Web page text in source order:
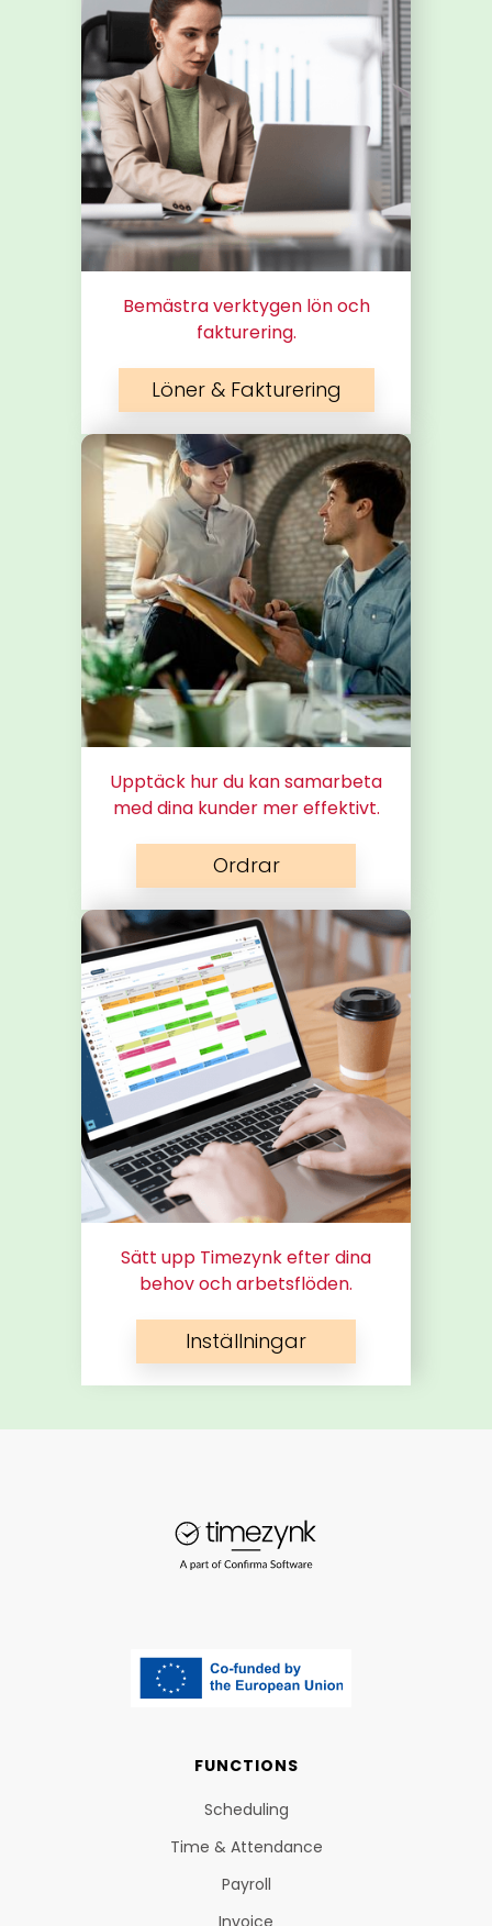
Bemästra verktygen lön och
fakturering.
Löner & Fakturering
Upptäck hur du kan samarbeta
med dina kunder mer effektivt.
Ordrar
Sätt upp Timezynk efter dina
behov och arbetsflöden.
Inställningar
FUNCTIONS
Scheduling
Time & Attendance
Payroll
Invoice